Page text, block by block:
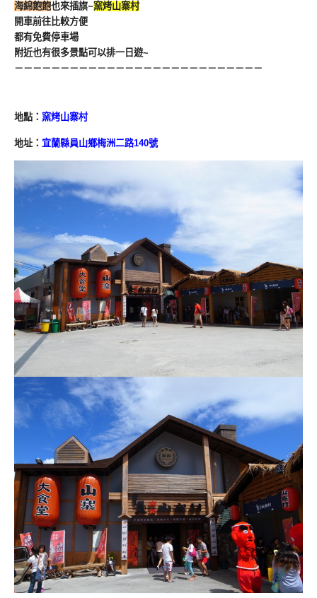
海綿飽飽也來插旗~窯烤山寨村
開車前往比較方便
都有免費停車場
附近也有很多景點可以排一日遊~
－－－－－－－－－－－－－－－－－－－－－－－－－－－
地點： 窯烤山寨村
地址： 宜蘭縣員山鄉梅洲二路140號